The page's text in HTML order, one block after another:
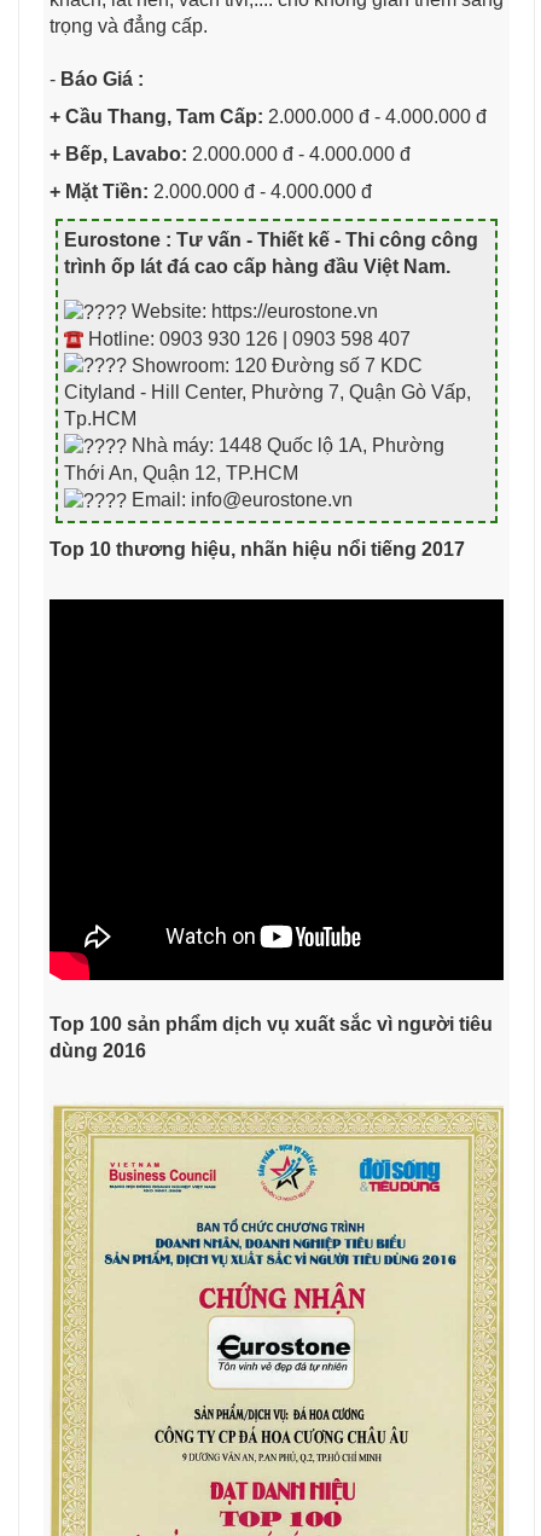
trọng và đẳng cấp.
- Báo Giá :
+ Cầu Thang, Tam Cấp: 2.000.000 đ - 4.000.000 đ
+ Bếp, Lavabo: 2.000.000 đ - 4.000.000 đ
+ Mặt Tiền: 2.000.000 đ - 4.000.000 đ
Eurostone : Tư vấn - Thiết kế - Thi công công
trình ốp lát đá cao cấp hàng đầu Việt Nam.
Website: https://eurostone.vn
Hotline: 0903 930 126 | 0903 598 407
Showroom: 120 Đường số 7 KDC
Cityland - Hill Center, Phường 7, Quận Gò Vấp,
Tp.HCM
Nhà máy: 1448 Quốc lộ 1A, Phường
Thới An, Quận 12, TP.HCM
Email: info@eurostone.vn
Top 10 thương hiệu, nhãn hiệu nổi tiếng 2017
Top 100 sản phẩm dịch vụ xuất sắc vì người tiêu
dùng 2016